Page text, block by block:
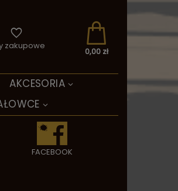
AKCESORIA
FACEBOOK
zakupowe
0,00 zł